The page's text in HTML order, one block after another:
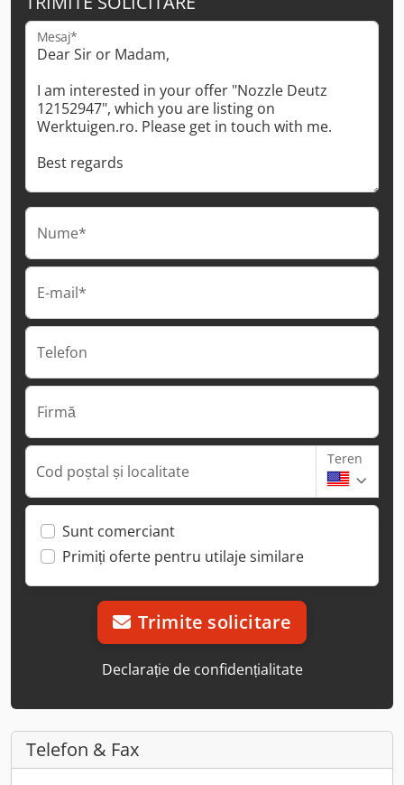
Mesaj*
Nume*
E-mail*
Telefon
Firmă
Cod poștal și localitate
Teren
Sunt comerciant
Primiți oferte pentru utilaje similare
Trimite solicitare
Declarație de confidențialitate
Telefon & Fax